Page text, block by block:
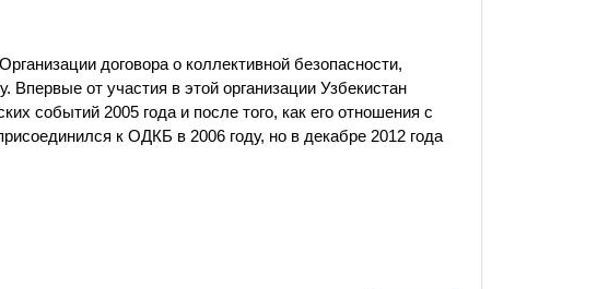
договора о коллективной безопасности,
Впервые от участия в этой организации Узбекистан
событий 2005 года и после того, как его отношения с
к ОДКБ в 2006 году, но в декабре 2012 года